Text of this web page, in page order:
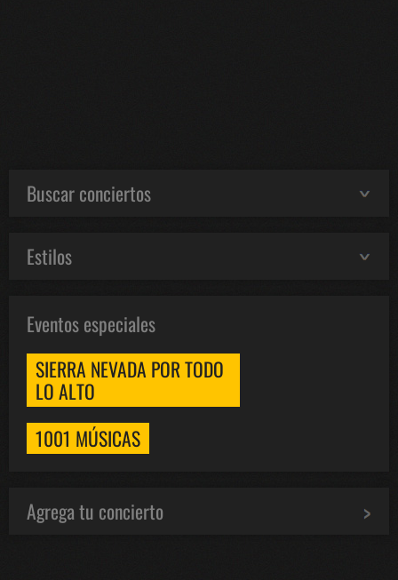
Buscar conciertos
Estilos
Eventos especiales
SIERRA NEVADA POR TODO
LO ALTO
1001 MÚSICAS
Agrega tu concierto